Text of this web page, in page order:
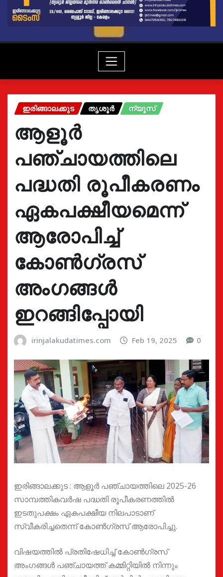
ഇരിങ്ങാലക്കുട തൃശൂർ ന്യൂസ്
ആളൂർ
പഞ്ചായത്തിലെ
പദ്ധതി രൂപീകരണം
ഏകപക്ഷീയമെന്ന്
ആരോപിച്ച്
കോൺഗ്രസ്
അംഗങ്ങൾ
ഇറങ്ങിപ്പോയി
irinjalakudatimes.com Feb 19, 2025 0
ഇരിങ്ങാലക്കുട : ആളൂര്‍ പഞ്ചായത്തിലെ 2025-26
സാമ്പത്തികവര്‍ഷ പദ്ധതി രൂപീകരണത്തില്‍
ഇടതുപക്ഷം ഏകപക്ഷീയ നിലപാടാണ്
സ്വീകരിച്ചതെന്ന് കോൺഗ്രസ് ആരോപിച്ചു.
വിഷയത്തിൽ പ്രതിഷേധിച്ച് കോണ്‍ഗ്രസ്
അംഗങ്ങള്‍ പഞ്ചായത്ത് കമ്മിറ്റിയില്‍ നിന്നും